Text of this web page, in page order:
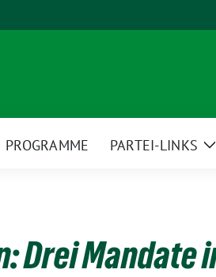
PROGRAMME PARTEI-LINKS
Drei Mandate